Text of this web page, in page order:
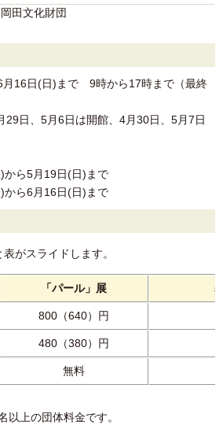
田文化財団
月16日(日)まで 9時から17時まで（最終
29日、5月6日は開館、4月30日、5月7日
ら5月19日(日)まで
ら6月16日(日)まで
がスライドします。
「パール」展
800（640）円
480（380）円
無料
上の団体料金です。